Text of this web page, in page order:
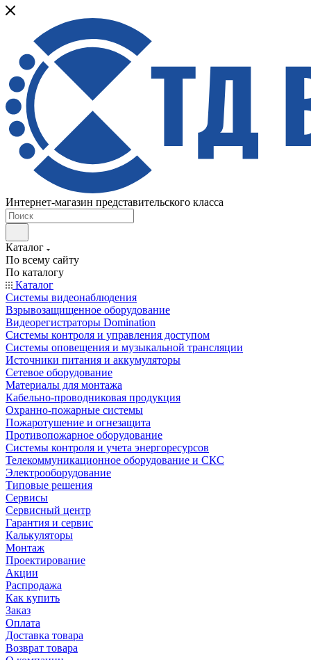
Интернет-магазин представительского класса
Каталог
По всему сайту
По каталогу
Каталог
Системы видеонаблюдения
Взрывозащищенное оборудование
Видеорегистраторы Domination
Системы контроля и управления доступом
Системы оповещения и музыкальной трансляции
Источники питания и аккумуляторы
Сетевое оборудование
Материалы для монтажа
Кабельно-проводниковая продукция
Охранно-пожарные системы
Пожаротушение и огнезащита
Противопожарное оборудование
Системы контроля и учета энергоресурсов
Телекоммуникационное оборудование и СКС
Электрооборудование
Типовые решения
Сервисы
Сервисный центр
Гарантия и сервис
Калькуляторы
Монтаж
Проектирование
Акции
Распродажа
Как купить
Заказ
Оплата
Доставка товара
Возврат товара